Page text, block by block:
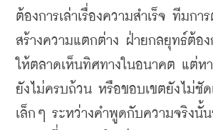
ต้องการเล่าเรื่องความสำเร็จ ทีมกา
สร้างความแตกต่าง ฝ่ายกลยุทธ์ต้อ
ให้ตลาดเห็นทิศทางในอนาคต แต่ห
ยังไม่ครบถ้วน หรือขอบเขตยังไม่ชัด
เล็กๆ ระหว่างคำพูดกับความจริงนั้